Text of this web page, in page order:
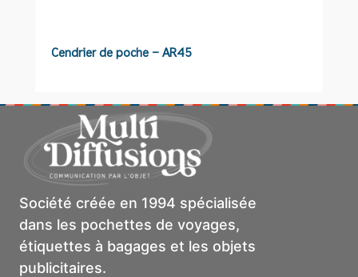
Cendrier de poche – AR45
Société créée en 1994 spécialisée
dans les pochettes de voyages,
étiquettes à bagages et les objets
publicitaires.